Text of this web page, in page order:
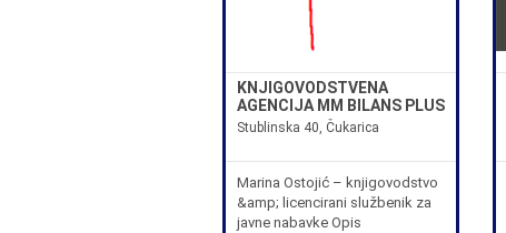
KNJIGOVODSTVENA
AGENCIJA MM BILANS PLUS
Stublinska 40, Čukarica
Marina Ostojić – knjigovodstvo
&amp; licencirani službenik za
javne nabavke Opis